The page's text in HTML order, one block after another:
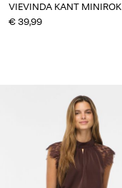
VIEVINDA KANT MINIROK
€ 39,99